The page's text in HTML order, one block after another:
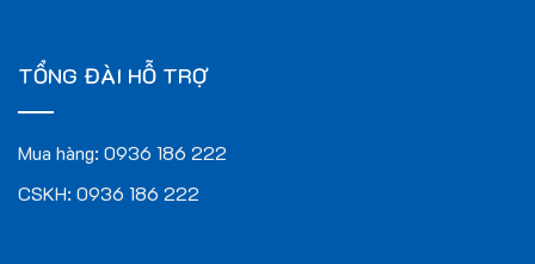
TỔNG ĐÀI HỖ TRỢ
Mua hàng: 0936 186 222
CSKH: 0936 186 222